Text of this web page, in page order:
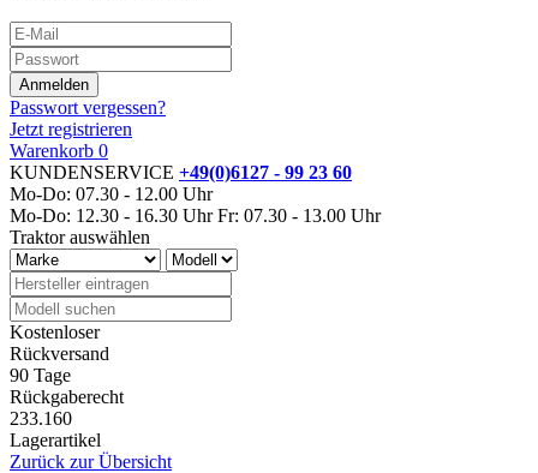
Passwort vergessen?
Jetzt registrieren
Warenkorb 0
KUNDENSERVICE +49(0)6127 - 99 23 60
Mo-Do: 07.30 - 12.00 Uhr
Mo-Do: 12.30 - 16.30 Uhr Fr: 07.30 - 13.00 Uhr
Traktor auswählen
Kostenloser
Rückversand
90 Tage
Rückgaberecht
233.160
Lagerartikel
Zurück zur Übersicht